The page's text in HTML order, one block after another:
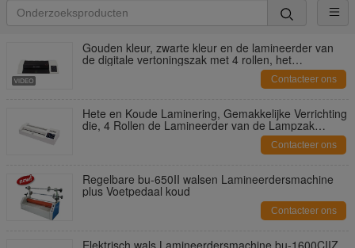
Gouden kleur, zwarte kleur en de lamineerder van
de digitale vertoningszak met 4 rollen, het
Contacteer ons
Hete en Koude Laminering, Gemakkelijke Verrichting
die, 4 Rollen de Lamineerder van de Lampzak
Contacteer ons
Regelbare bu-650II walsen Lamineerdersmachine
plus Voetpedaal koud
Contacteer ons
Elektrisch wals Lamineerdersmachine bu-1600CIIZ